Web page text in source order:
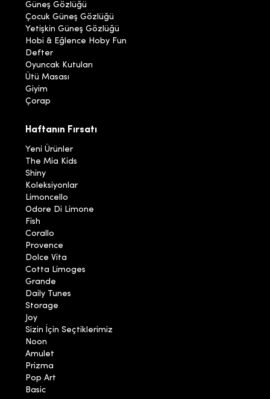
Güneş Gözlüğü
Çocuk Güneş Gözlüğü
Yetişkin Güneş Gözlüğü
Hobi & Eğlence Hoby Fun
Defter
Oyuncak Kutuları
Ütü Masası
Giyim
Çorap
Haftanın Fırsatı
Yeni Ürünler
The Mia Kids
Shiny
Koleksiyonlar
Limoncello
Odore Di Limone
Fish
Corallo
Provence
Dolce Vita
Cotta Limoges
Grande
Daily Tunes
Storage
Joy
Sizin İçin Seçtiklerimiz
Noon
Amulet
Prizma
Pop Art
Basic